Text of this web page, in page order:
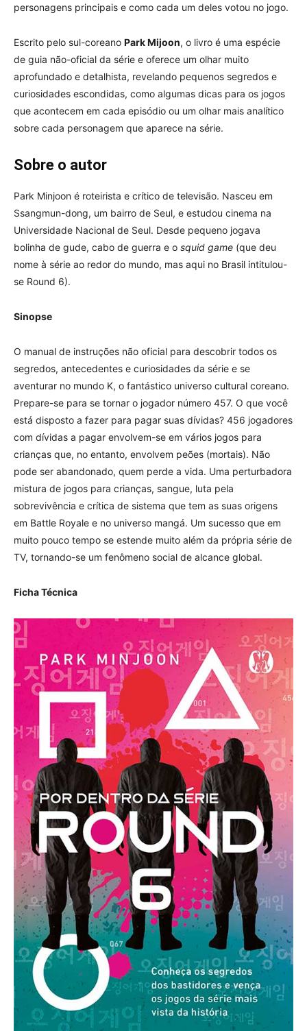
personagens principais e como cada um deles votou no jogo.
Escrito pelo sul-coreano Park Mijoon, o livro é uma espécie
de guia não-oficial da série e oferece um olhar muito
aprofundado e detalhista, revelando pequenos segredos e
curiosidades escondidas, como algumas dicas para os jogos
que acontecem em cada episódio ou um olhar mais analítico
sobre cada personagem que aparece na série.
Sobre o autor
Park Minjoon é roteirista e crítico de televisão. Nasceu em
Ssangmun-dong, um bairro de Seul, e estudou cinema na
Universidade Nacional de Seul. Desde pequeno jogava
bolinha de gude, cabo de guerra e o squid game (que deu
nome à série ao redor do mundo, mas aqui no Brasil intitulou-
se Round 6).
Sinopse
O manual de instruções não oficial para descobrir todos os
segredos, antecedentes e curiosidades da série e se
aventurar no mundo K, o fantástico universo cultural coreano.
Prepare-se para se tornar o jogador número 457. O que você
está disposto a fazer para pagar suas dívidas? 456 jogadores
com dívidas a pagar envolvem-se em vários jogos para
crianças que, no entanto, envolvem peões (mortais). Não
pode ser abandonado, quem perde a vida. Uma perturbadora
mistura de jogos para crianças, sangue, luta pela
sobrevivência e crítica de sistema que tem as suas origens
em Battle Royale e no universo mangá. Um sucesso que em
muito pouco tempo se estende muito além da própria série de
TV, tornando-se um fenômeno social de alcance global.
Ficha Técnica